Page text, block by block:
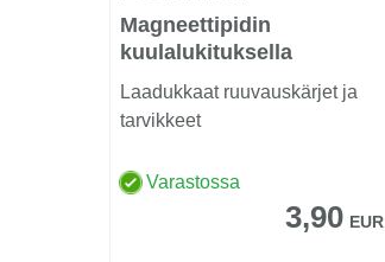
Magneettipidin
kuulalukituksella
Laadukkaat ruuvauskärjet ja
tarvikkeet
Varastossa
3,90 EUR